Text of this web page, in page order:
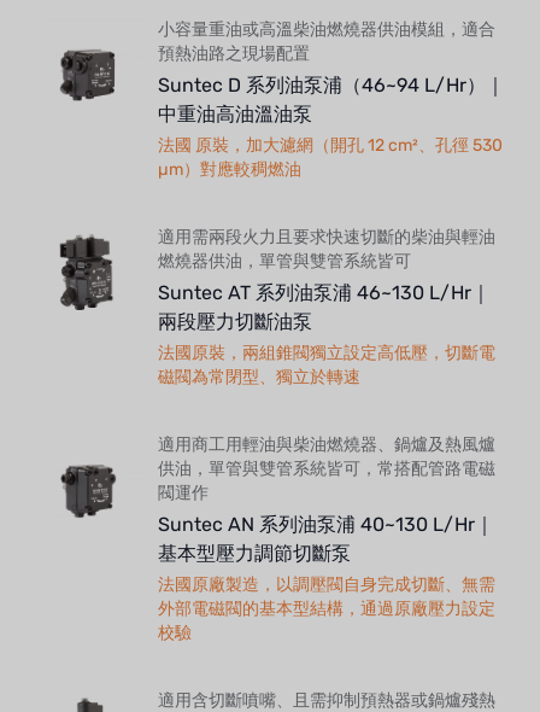
小容量重油或高溫柴油燃燒器供油模組，適合
預熱油路之現場配置
Suntec D 系列油泵浦（46~94 L/Hr）｜
中重油高油溫油泵
法國 原裝，加大濾網（開孔 12 cm²、孔徑 530
µm）對應較稠燃油
適用需兩段火力且要求快速切斷的柴油與輕油
燃燒器供油，單管與雙管系統皆可
Suntec AT 系列油泵浦 46~130 L/Hr｜
兩段壓力切斷油泵
法國原裝，兩組錐閥獨立設定高低壓，切斷電
磁閥為常閉型、獨立於轉速
適用商工用輕油與柴油燃燒器、鍋爐及熱風爐
供油，單管與雙管系統皆可，常搭配管路電磁
閥運作
Suntec AN 系列油泵浦 40~130 L/Hr｜
基本型壓力調節切斷泵
法國原廠製造，以調壓閥自身完成切斷、無需
外部電磁閥的基本型結構，通過原廠壓力設定
校驗
適用含切斷噴嘴、且需抑制預熱器或鍋爐殘熱